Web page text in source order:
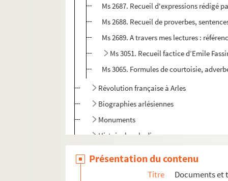
Ms 2687. Recueil d'expressions rédigé
Ms 2688. Recueil de proverbes,
Ms 2689. A travers mes lectures :
Ms 3051. Recueil factice d’Emile
Ms 3065. Formules de courtoisie,
Révolution française à Arles
Biographies arlésiennes
Monuments
Histoire locale diverse
Présentation du contenu
Titre
Documents et